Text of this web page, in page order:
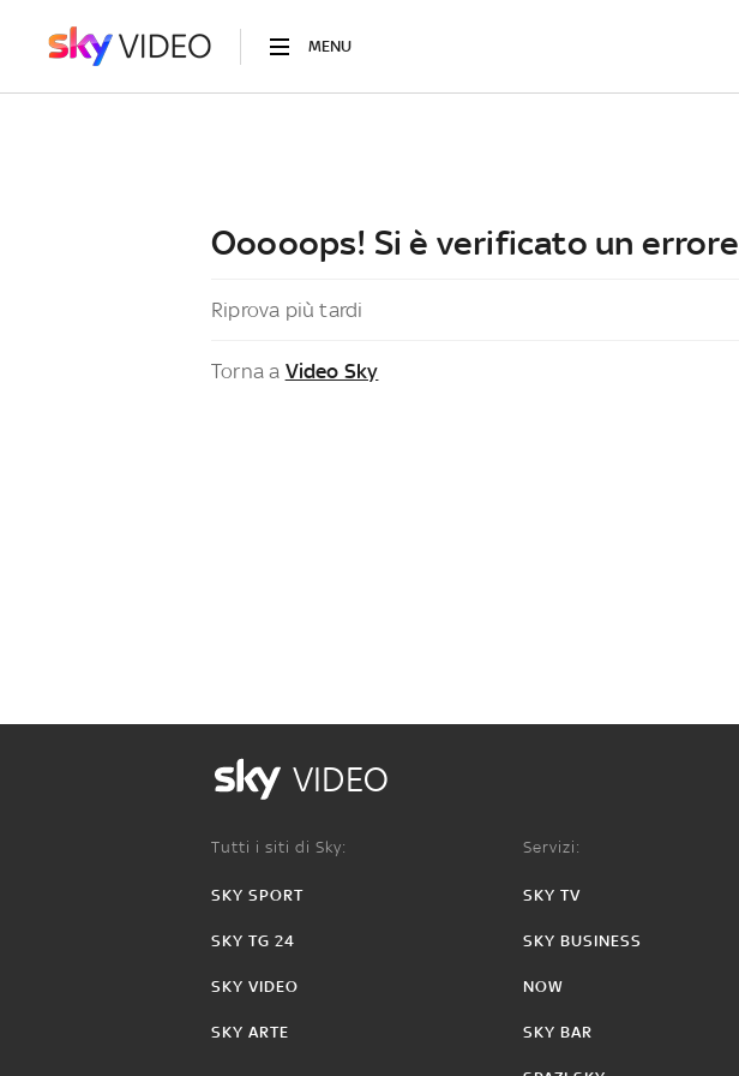
MENU
Ooooops! Si è verificato un errore
Riprova più tardi
Torna a Video Sky
VIDEO
Tutti i siti di Sky:
SKY SPORT
SKY TG 24
SKY VIDEO
SKY ARTE
Servizi:
SKY TV
SKY BUSINESS
NOW
SKY BAR